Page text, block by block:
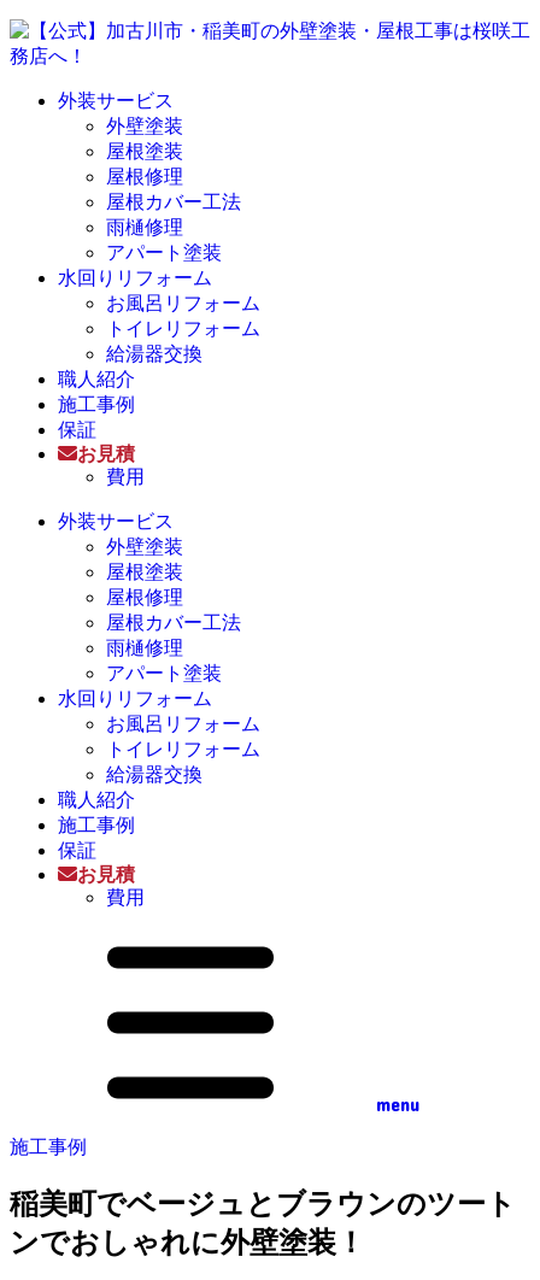
外装サービス
外壁塗装
屋根塗装
屋根修理
屋根カバー工法
雨樋修理
アパート塗装
水回りリフォーム
お風呂リフォーム
トイレリフォーム
給湯器交換
職人紹介
施工事例
保証
お見積
費用
外装サービス
外壁塗装
屋根塗装
屋根修理
屋根カバー工法
雨樋修理
アパート塗装
水回りリフォーム
お風呂リフォーム
トイレリフォーム
給湯器交換
職人紹介
施工事例
保証
お見積
費用
menu
施工事例
稲美町でベージュとブラウンのツート
ンでおしゃれに外壁塗装！